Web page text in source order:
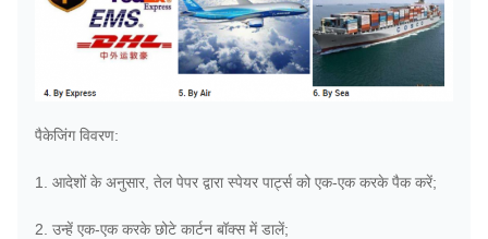
पैकेजिंग विवरण:
1. आदेशों के अनुसार, तेल पेपर द्वारा स्पेयर पार्ट्स को एक-एक करके पैक करें;
2. उन्हें एक-एक करके छोटे कार्टन बॉक्स में डालें;